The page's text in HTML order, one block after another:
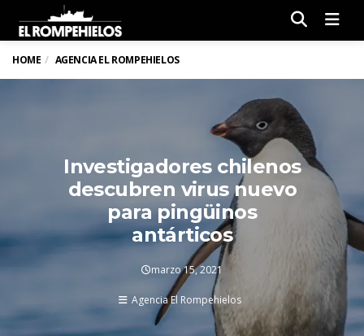
HOME AGENCIA EL ROMPEHIELOS
Investigadores chilenos
descubren virus nuevo
para pingüinos
antárticos
marzo 15, 2021
Agencia El Rompehielos